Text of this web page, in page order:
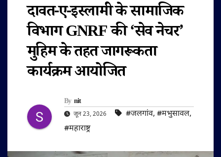
दावत-ए-इस्लामी के सामाजिक
विभाग GNRF की ‘सेव नेचर’
मुहिम के तहत जागरूकता
कार्यक्रम आयोजित
By nit
जून 23, 2026 #जलगांव, #मभुसावल,
#महाराष्ट्र